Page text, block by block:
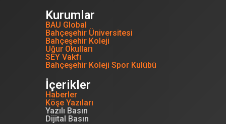
Kurumlar
BAU Global
Bahçeşehir Üniversitesi
Bahçeşehir Koleji
Uğur Okulları
SEY Vakfı
Bahçeşehir Koleji Spor Kulübü
İçerikler
Haberler
Köşe Yazıları
Yazılı Basın
Dijital Basın